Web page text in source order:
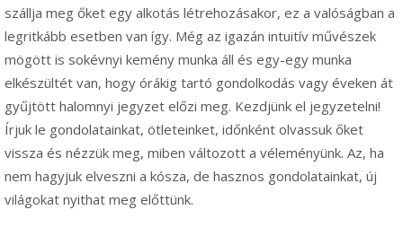
szállja meg őket egy alkotás létrehozásakor, ez a valóságban a
legritkább esetben van így. Még az igazán intuitív művészek
mögött is sokévnyi kemény munka áll és egy-egy munka
elkészültét van, hogy órákig tartó gondolkodás vagy éveken át
gyűjtött halomnyi jegyzet előzi meg. Kezdjünk el jegyzetelni!
Írjuk le gondolatainkat, ötleteinket, időnként olvassuk őket
vissza és nézzük meg, miben változott a véleményünk. Az, ha
nem hagyjuk elveszni a kósza, de hasznos gondolatainkat, új
világokat nyithat meg előttünk.